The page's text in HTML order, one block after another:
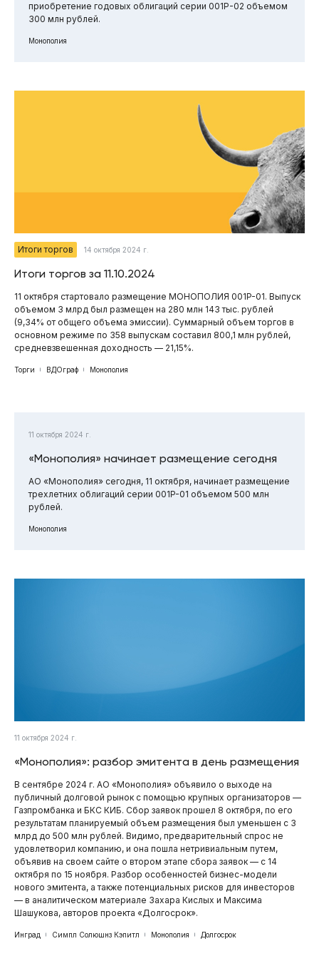
приобретение годовых облигаций серии 001Р-02 объемом
300 млн рублей.
Монополия
Итоги торгов 14 октября 2024 г.
Итоги торгов за 11.10.2024
11 октября стартовало размещение МОНОПОЛИЯ 001P-01. Выпуск
объемом 3 млрд был размещен на 280 млн 143 тыс. рублей
(9,34% от общего объема эмиссии). Суммарный объем торгов в
основном режиме по 358 выпускам составил 800,1 млн рублей,
средневзвешенная доходность — 21,15%.
Торги ВДОграф Монополия
11 октября 2024 г.
«Монополия» начинает размещение сегодня
АО «Монополия» сегодня, 11 октября, начинает размещение
трехлетних облигаций серии 001P-01 объемом 500 млн
рублей.
Монополия
11 октября 2024 г.
«Монополия»: разбор эмитента в день размещения
В сентябре 2024 г. АО «Монополия» объявило о выходе на
публичный долговой рынок с помощью крупных организаторов —
Газпромбанка и БКС КИБ. Сбор заявок прошел 8 октября, по его
результатам планируемый объем размещения был уменьшен с 3
млрд до 500 млн рублей. Видимо, предварительный спрос не
удовлетворил компанию, и она пошла нетривиальным путем,
объявив на своем сайте о втором этапе сбора заявок — с 14
октября по 15 ноября. Разбор особенностей бизнес-модели
нового эмитента, а также потенциальных рисков для инвесторов
— в аналитическом материале Захара Кислых и Максима
Шашукова, авторов проекта «Долгосрок».
Инград Симпл Солюшнз Кэпитл Монополия Долгосрок